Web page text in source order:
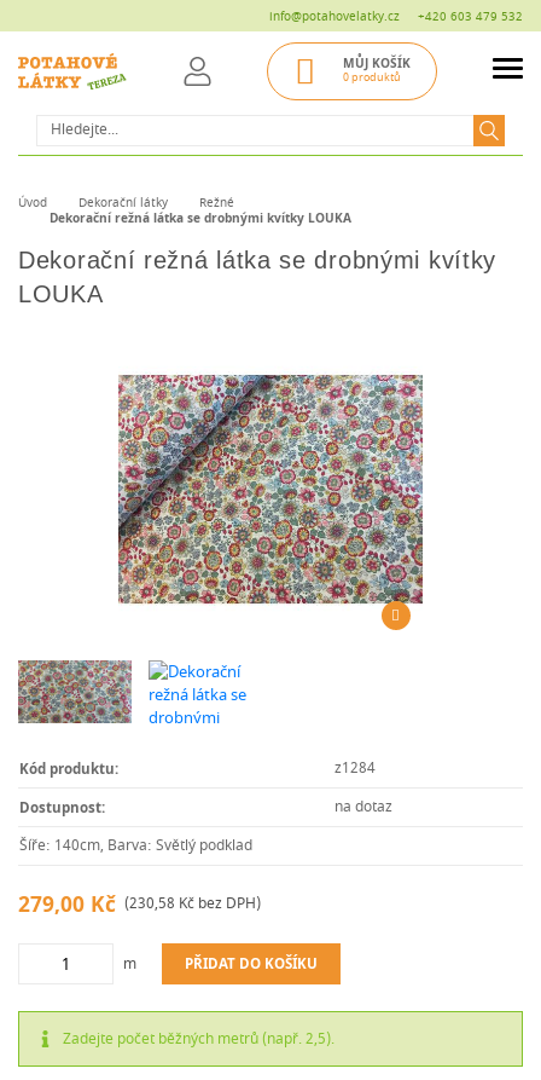
info@potahovelatky.cz +420 603 479 532
Hledat
MŮJ KOŠÍK
0 produktů
Úvod Dekorační látky Režné
Dekorační režná látka se drobnými kvítky LOUKA
Dekorační režná látka se drobnými kvítky
LOUKA
Kód produktu: z1284
Dostupnost:
na dotaz
Šíře: 140cm, Barva: Světlý podklad
279,00 Kč (230,58 Kč bez DPH)
m PŘIDAT DO KOŠÍKU
Zadejte počet běžných metrů (např. 2,5).